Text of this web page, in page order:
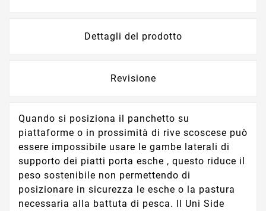
Dettagli del prodotto
Revisione
Quando si posiziona il panchetto su
piattaforme o in prossimità di rive scoscese può
essere impossibile usare le gambe laterali di
supporto dei piatti porta esche , questo riduce il
peso sostenibile non permettendo di
posizionare in sicurezza le esche o la pastura
necessaria alla battuta di pesca. Il Uni Side